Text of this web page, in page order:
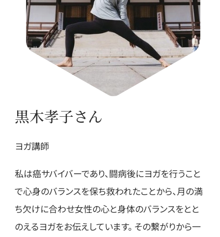
黒木孝子さん
ヨガ講師
私は癌サバイバーであり、闘病後にヨガを行うこと
で心身のバランスを保ち救われたことから、月の満
ち欠けに合わせ女性の心と身体のバランスをとと
のえるヨガをお伝えしています。 その繋がりから一